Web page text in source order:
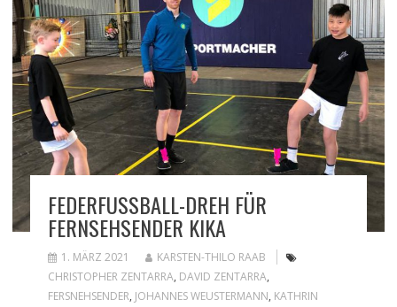
FEDERFUSSBALL-DREH FÜR F
ERNSEHSENDER KIKA
1. MÄRZ 2021
KARSTEN-THILO RAAB
CHRISTOPHER ZENTARRA, DAVID ZENTARRA,
FERSNEHSENDER, JOHANNES WEUSTERMANN, KATHRIN